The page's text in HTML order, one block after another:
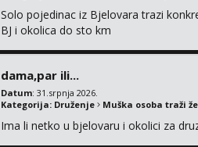
Solo pojedinac iz Bjelovara trazi
BJ i okolica do sto km
dama,par ili...
Datum: 31.srpnja 2026.
Kategorija: Druženje Muška osoba traži
Ima li netko u bjelovaru i okolici za